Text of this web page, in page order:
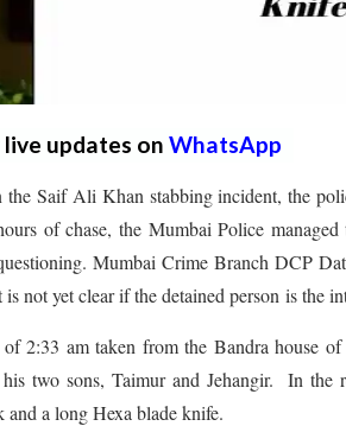
updates on WhatsApp
Saif Ali Khan stabbing incident, the
of chase, the Mumbai Police managed
Mumbai Crime Branch DCP
not yet clear if the detained person is the
2:33 am taken from the Bandra house
two sons, Taimur and Jehangir. In the
a long Hexa blade knife.